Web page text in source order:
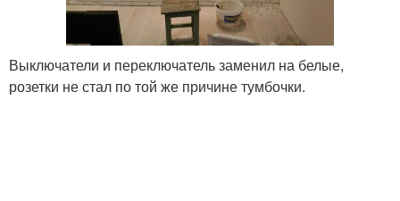
Выключатели и переключатель заменил на белые,
розетки не стал по той же причине тумбочки.